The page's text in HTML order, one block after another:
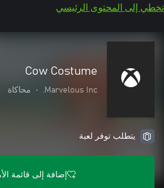
تخطي إلى المحتوى الرئيسي
Cow Costume
Marvelous Inc.
• محاكاة
يتطلب توفر لعبة
إضافة إلى قائمة